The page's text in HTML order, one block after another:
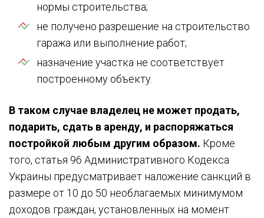
нормы строительства;
не получено разрешение на строительство
гаража или выполнение работ;
назначение участка не соответствует
построенному объекту.
В таком случае владелец не может продать,
подарить, сдать в аренду, и распоряжаться
постройкой любым другим образом. Кроме
того, статья 96 Административного Кодекса
Украины предусматривает наложение санкций в
размере от 10 до 50 необлагаемых минимумом
доходов граждан, установленных на момент